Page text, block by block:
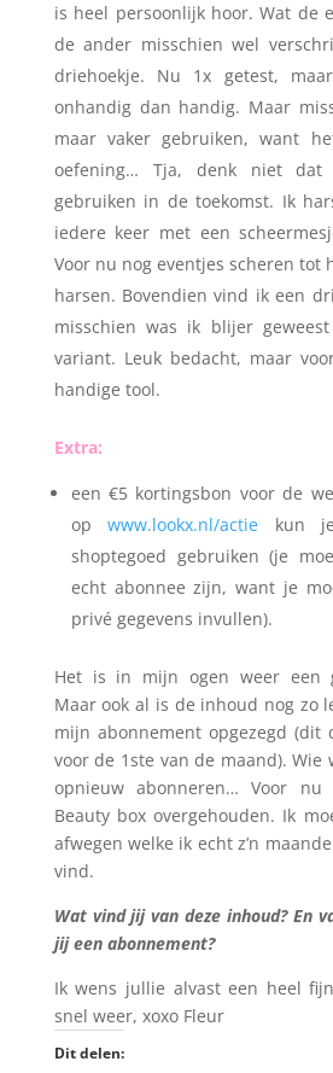
is heel persoonlijk hoor. Wat de
de ander misschien wel
driehoekje. Nu 1x getest,
onhandig dan handig. Maar
maar vaker gebruiken, want
oefening… Tja, denk niet
gebruiken in de toekomst. Ik
iedere keer met een
Voor nu nog eventjes scheren tot
harsen. Bovendien vind ik een
misschien was ik blijer
variant. Leuk bedacht, maar
handige tool.
Extra:
een €5 kortingsbon voor de
opwww.lookx.nl/actie kun
shoptegoed gebruiken (je
echt abonnee zijn, want je
privé gegevens invullen).
Het is in mijn ogen weer een
Maar ook al is de inhoud nog zo
mijn abonnement opgezegd
voor de 1ste van de maand). Wie
opnieuw abonneren… Voor
Beauty box overgehouden. Ik
afwegen welke ik echt z’n
vind.
Wat vind jij van deze inhoud? En
jij een abonnement?
Ik wens jullie alvast een heel
snel weer, xoxo Fleur
Dit delen: